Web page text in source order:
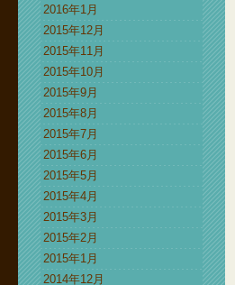
2016年1月
2015年12月
2015年11月
2015年10月
2015年9月
2015年8月
2015年7月
2015年6月
2015年5月
2015年4月
2015年3月
2015年2月
2015年1月
2014年12月